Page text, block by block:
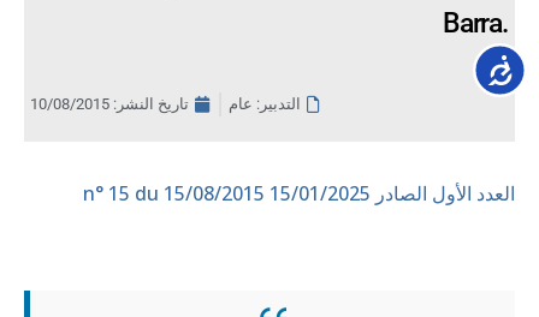
Barra.
التدبير: عام تاريخ النشر: 10/08/2015
العدد الأول الصادر 15/01/2025